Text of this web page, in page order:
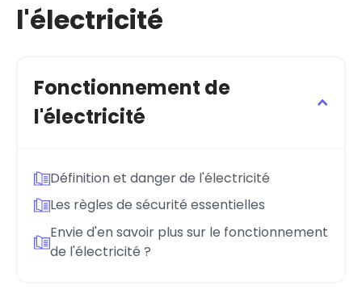
l'électricité
Fonctionnement de
l'électricité
Définition et danger de l'électricité
Les règles de sécurité essentielles
Envie d'en savoir plus sur le fonctionnement
de l'électricité ?